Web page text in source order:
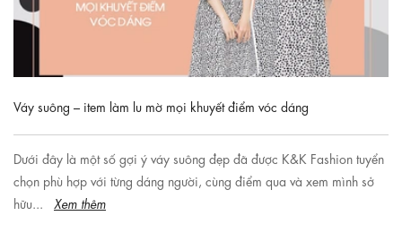
Váy suông – item làm lu mờ mọi khuyết điểm vóc dáng
Dưới đây là một số gợi ý váy suông đẹp đã được K&K Fashion tuyển
chọn phù hợp với từng dáng người, cùng điểm qua và xem mình sở
hữu...
Xem thêm